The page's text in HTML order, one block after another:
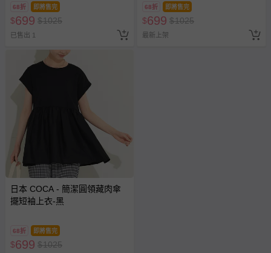
68折 即將售完
$699 $1025
已售出 1
68折 即將售完
$699 $1025
最新上架
日本 COCA - 簡潔圓領藏肉傘
擺短袖上衣-黑
68折 即將售完
$699 $1025